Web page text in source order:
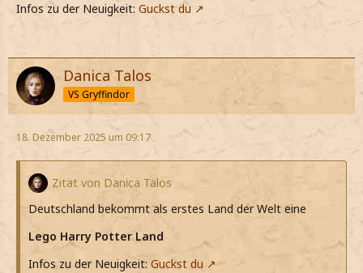
Infos zu der Neuigkeit: Guckst du
Danica Talos
VS Gryffindor
18. Dezember 2025 um 09:17
Zitat von Danica Talos
Deutschland bekommt als erstes Land der Welt eine
Lego Harry Potter Land
Infos zu der Neuigkeit: Guckst du